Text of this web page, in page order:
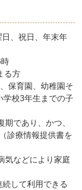
、祝日、年末年
る方
保育園、幼稚園そ
学校3年生までの子
期であり、かつ、
診療情報提供書を
気などにより家庭
て利用できる